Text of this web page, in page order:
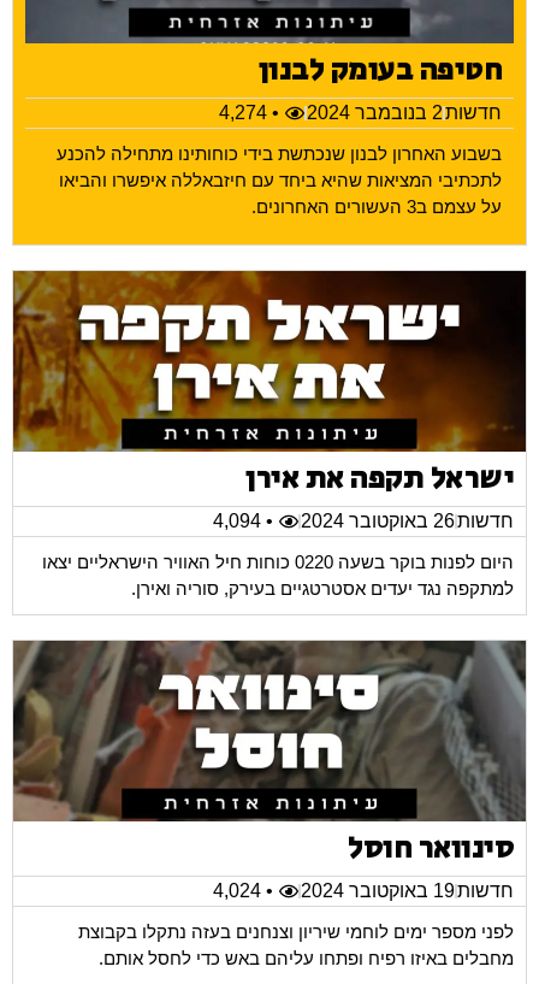
חטיפה בעומק לבנון
חדשות2 בנובמבר 2024
• 4,274
בשבוע האחרון לבנון שנכתשת בידי כוחותינו מתחילה להכנע
לתכתיבי המציאות שהיא ביחד עם חיזבאללה איפשרו והביאו
על עצמם ב3 העשורים האחרונים.
ישראל תקפה את אירן
חדשות26 באוקטובר 2024
• 4,094
היום לפנות בוקר בשעה 0220 כוחות חיל האוויר הישראליים יצאו
למתקפה נגד יעדים אסטרטגיים בעירק, סוריה ואירן.
סינוואר חוסל
חדשות19 באוקטובר 2024
• 4,024
לפני מספר ימים לוחמי שיריון וצנחנים בעזה נתקלו בקבוצת
מחבלים באיזו רפיח ופתחו עליהם באש כדי לחסל אותם.